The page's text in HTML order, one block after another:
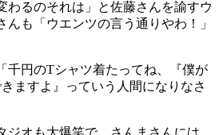
わるのそれは」と佐藤さんを諭すウ
んも「ウエンツの言う通りやわ！」
千円のTシャツ着たってね、『僕が
ますよ』っていう人間になりなさ
ジオも大爆笑で、さんまさんには